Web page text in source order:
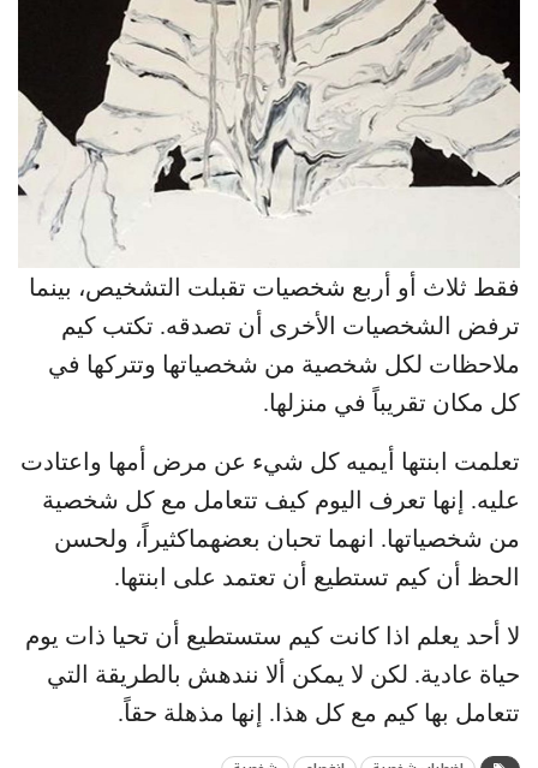
فقط ثلاث أو أربع شخصيات تقبلت التشخيص، بينما
ترفض الشخصيات الأخرى أن تصدقه. تكتب كيم
ملاحظات لكل شخصية من شخصياتها وتتركها في
كل مكان تقريباً في منزلها.
تعلمت ابنتها أيميه كل شيء عن مرض أمها واعتادت
عليه. إنها تعرف اليوم كيف تتعامل مع كل شخصية
من شخصياتها. انهما تحبان بعضهماكثيراً، ولحسن
الحظ أن كيم تستطيع أن تعتمد على ابنتها.
لا أحد يعلم اذا كانت كيم ستستطيع أن تحيا ذات يوم
حياة عادية. لكن لا يمكن ألا نندهش بالطريقة التي
تتعامل بها كيم مع كل هذا. إنها مذهلة حقاً.